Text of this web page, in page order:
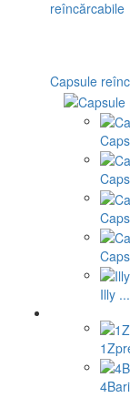
Capsule
Illy ...